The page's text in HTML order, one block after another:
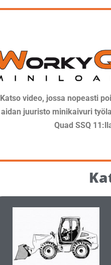
Katso video, jossa nopeasti
aidan juuristo minikaivuri
Quad SSQ
Uudet pyöräkuormaajat
Katso koneet